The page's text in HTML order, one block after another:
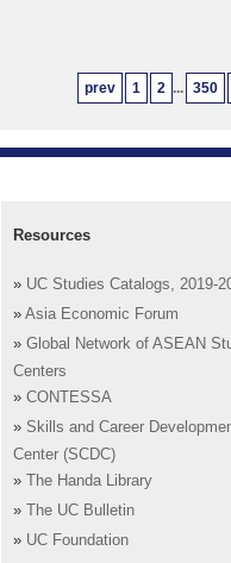
prev 1 2 ... 350
Resources
» UC Studies Catalogs, 2019-
» Asia Economic Forum
» Global Network of ASEAN
Centers
» CONTESSA
» Skills and Career
Center (SCDC)
»
The Handa Library
»
The UC Bulletin
» UC Foundation